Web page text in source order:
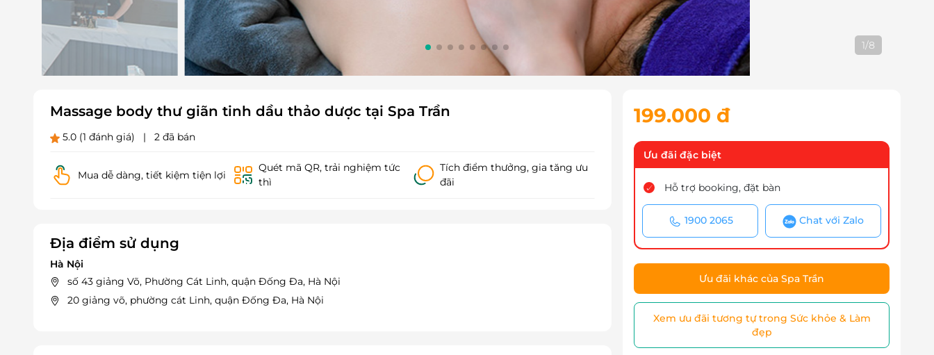
1/8
Massage body thư giãn tinh dầu thảo dược tại Spa Trần
5.0 (1 đánh giá) | 2 đã bán
Mua dễ dàng, tiết kiệm tiện lợi
Quét mã QR, trải nghiệm tức
thì
Tích điểm thưởng, gia tăng ưu
đãi
Địa điểm sử dụng
Hà Nội
số 43 giảng Võ, Phường Cát Linh, quận Đống Đa, Hà Nội
20 giảng võ, phường cát Linh, quận Đống Đa, Hà Nội
199.000 đ
Ưu đãi đặc biệt
Hỗ trợ booking, đặt bàn
1900 2065 Chat với Zalo
Ưu đãi khác của Spa Trần
Xem ưu đãi tương tự trong Sức khỏe & Làm
đẹp